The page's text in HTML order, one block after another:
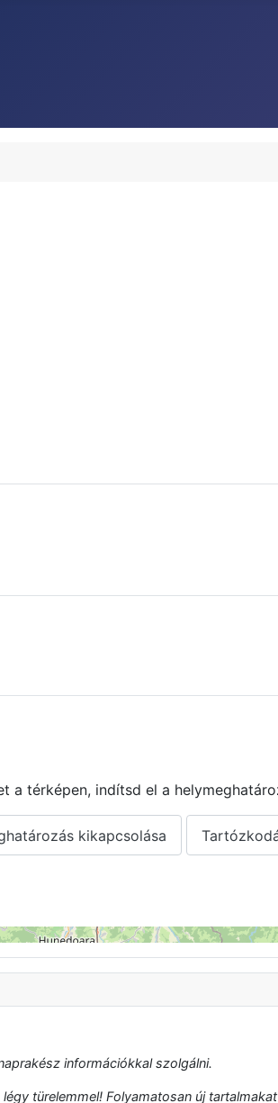
a térképen, indítsd el a
kikapcsolása
információkkal szolgálni.
türelemmel! Folyamatosan új